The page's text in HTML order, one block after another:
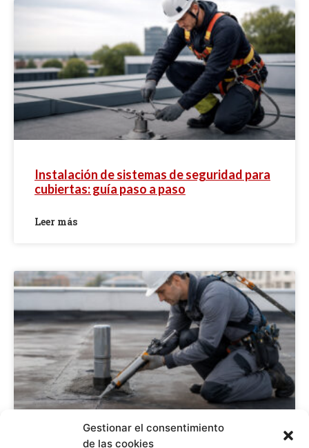
Gestionar el consentimiento
de las cookies
Instalación de sistemas de seguridad para
cubiertas: guía paso a paso
Leer más